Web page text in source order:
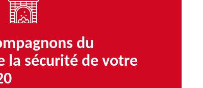
du
la sécurité de votre